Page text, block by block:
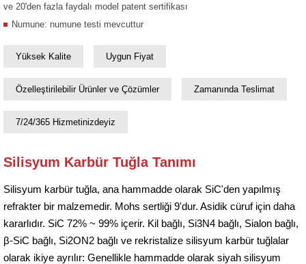
ve 20'den fazla faydalı model patent sertifikası
Numune: numune testi mevcuttur
Yüksek Kalite Uygun Fiyat
Özelleştirilebilir Ürünler ve Çözümler Zamanında Teslimat
7/24/365 Hizmetinizdeyiz
Silisyum Karbür Tuğla Tanımı
Silisyum karbür tuğla, ana hammadde olarak SiC'den yapılmış
refrakter bir malzemedir. Mohs sertliği 9'dur. Asidik cüruf için daha
kararlıdır. SiC 72% ~ 99% içerir. Kil bağlı, Si3N4 bağlı, Sialon bağlı,
β-SiC bağlı, Si2ON2 bağlı ve rekristalize silisyum karbür tuğlalar
olarak ikiye ayrılır: Genellikle hammadde olarak siyah silisyum